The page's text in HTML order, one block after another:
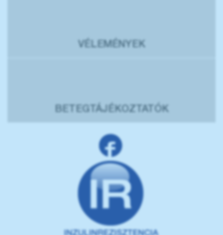
VÉLEMÉNYEK
BETEGTÁJÉKOZTATÓK